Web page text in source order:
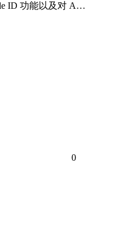
ID 功能以及对 A…
0